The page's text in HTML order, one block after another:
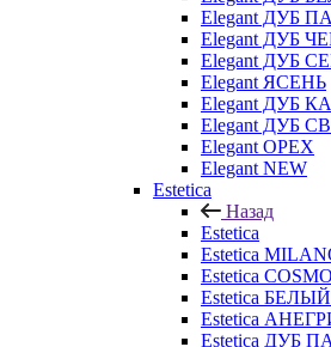
Elegant ДУБ
Elegant ДУБ
Elegant ДУБ
Elegant ЯСЕНЬ
Elegant ДУБ
Elegant ДУБ
Elegant ОРЕХ
Elegant NEW
Estetica
Назад
Estetica
Estetica
Estetica COSMO
Estetica
Estetica
Estetica ДУБ